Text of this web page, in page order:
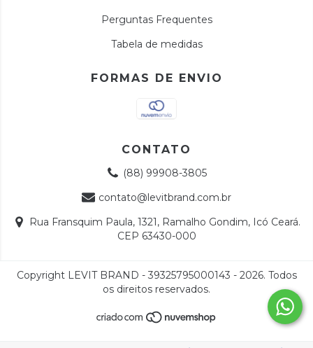
Perguntas Frequentes
Tabela de medidas
FORMAS DE ENVIO
CONTATO
(88) 99908-3805
contato@levitbrand.com.br
Rua Fransquim Paula, 1321, Ramalho Gondim, Icó Ceará.
CEP 63430-000
Copyright LEVIT BRAND - 39325795000143 - 2026. Todos
os direitos reservados.